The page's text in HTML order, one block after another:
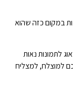
במקום כזה שהוא
לתמונות נאות
למוצלח, למצליח